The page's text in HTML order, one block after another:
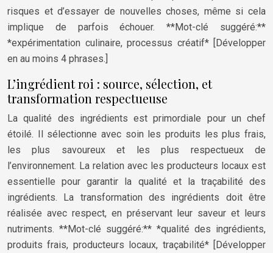
risques et d’essayer de nouvelles choses, même si cela
implique de parfois échouer. **Mot-clé suggéré:**
*expérimentation culinaire, processus créatif* [Développer
en au moins 4 phrases.]
L’ingrédient roi : source, sélection, et
transformation respectueuse
La qualité des ingrédients est primordiale pour un chef
étoilé. Il sélectionne avec soin les produits les plus frais,
les plus savoureux et les plus respectueux de
l’environnement. La relation avec les producteurs locaux est
essentielle pour garantir la qualité et la traçabilité des
ingrédients. La transformation des ingrédients doit être
réalisée avec respect, en préservant leur saveur et leurs
nutriments. **Mot-clé suggéré:** *qualité des ingrédients,
produits frais, producteurs locaux, traçabilité* [Développer